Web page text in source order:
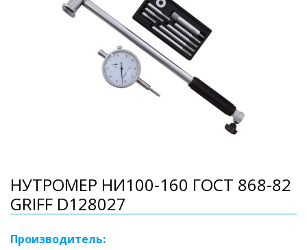
НУТРОМЕР НИ100-160 ГОСТ 868-82
GRIFF D128027
Производитель: